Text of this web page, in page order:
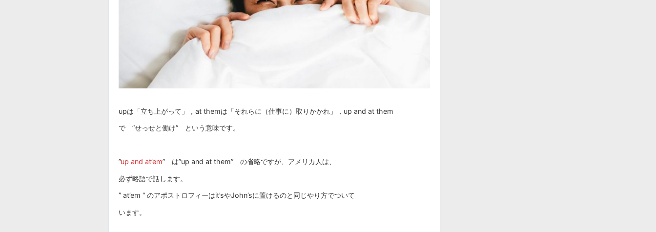
upは「立ち上がって」，at themは「それらに（仕事に）取りかかれ」，up and at them
で ”せっせと働け” という意味です。
”up and at’em” は”up and at them” の省略ですが、アメリカ人は、
必ず略語で話します。
” at’em “ のアポストロフィーはit’sやJohn’sに置けるのと同じやり方でついて
います。